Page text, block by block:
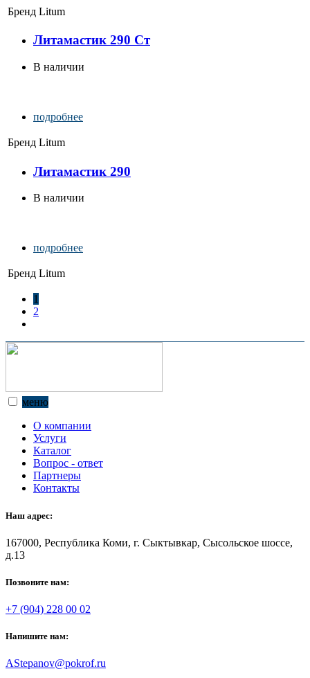
Бренд Litum
Литамастик 290 Ст
В наличии
подробнее
Бренд Litum
Литамастик 290
В наличии
подробнее
Бренд Litum
1
2
меню
О компании
Услуги
Каталог
Вопрос - ответ
Партнеры
Контакты
Наш адрес:
167000, Республика Коми, г. Сыктывкар, Сысольское шоссе,
д.13
Позвоните нам:
+7 (904) 228 00 02
Напишите нам:
AStepanov@pokrof.ru